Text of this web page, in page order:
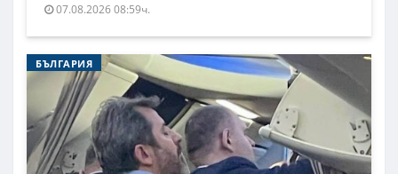
07.08.2026 08:59ч.
БЪЛГАРИЯ